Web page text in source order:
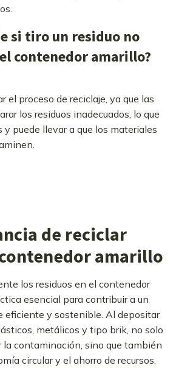
si tiro un residuo no
contenedor amarillo?
el proceso de reciclaje, ya que las
los residuos inadecuados, lo que
y puede llevar a que los materiales
de reciclar
amarillo
los residuos en el contenedor
esencial para contribuir a un
eficiente y sostenible. Al depositar
metálicos y tipo brik, no solo
la contaminación, sino que también
circular y el ahorro de recursos.